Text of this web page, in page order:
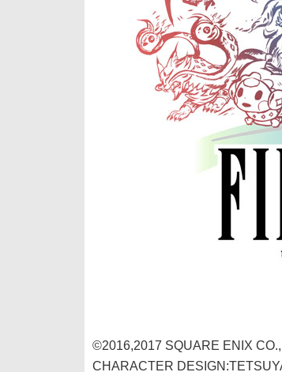
©2016,2017 SQUARE ENIX
CHARACTER